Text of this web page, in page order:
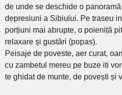
de unde se deschide o
depresiuni a Sibiului. Pe traseu
porțiuni mai abrupte, o poieniță
relaxare și gustări (popas).
Peisaje de poveste, aer curat,
cu zambetul mereu pe buze iti
te ghidat de munte, de povești și